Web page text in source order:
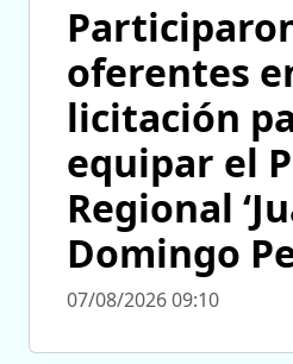
oferentes
licitación
equipar el
Regional
Domingo
07/08/2026 09:10